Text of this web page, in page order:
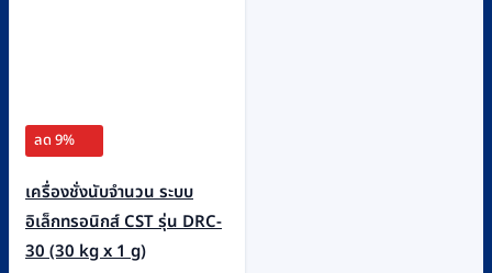
ลด 9%
เครื่องชั่งนับจำนวน ระบบ
อิเล็กทรอนิกส์ CST รุ่น DRC-
30 (30 kg x 1 g)